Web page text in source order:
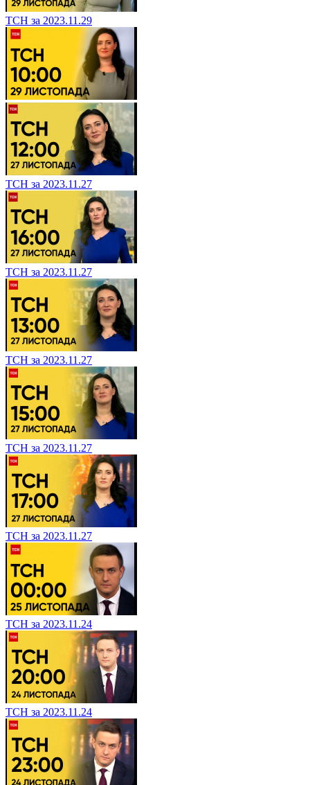
ТСН за 2023.11.29
ТСН за 2023.11.27
ТСН за 2023.11.27
ТСН за 2023.11.27
ТСН за 2023.11.27
ТСН за 2023.11.27
ТСН за 2023.11.24
ТСН за 2023.11.24